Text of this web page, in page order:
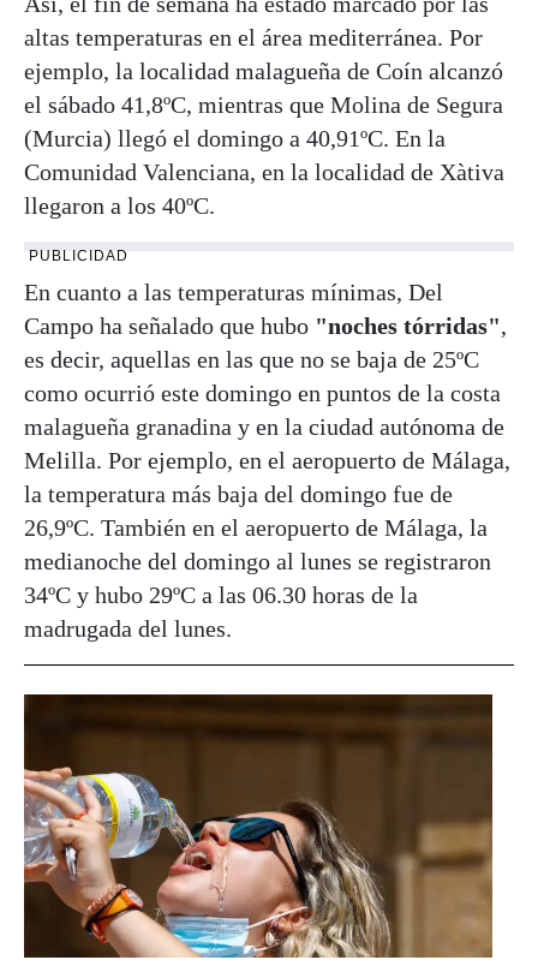
altas temperaturas en el área mediterránea. Por
ejemplo, la localidad malagueña de Coín alcanzó
el sábado 41,8ºC, mientras que Molina de Segura
(Murcia) llegó el domingo a 40,91ºC. En la
Comunidad Valenciana, en la localidad de Xàtiva
llegaron a los 40ºC.
PUBLICIDAD
En cuanto a las temperaturas mínimas, Del
Campo ha señalado que hubo "noches tórridas",
es decir, aquellas en las que no se baja de 25ºC
como ocurrió este domingo en puntos de la costa
malagueña granadina y en la ciudad autónoma de
Melilla. Por ejemplo, en el aeropuerto de Málaga,
la temperatura más baja del domingo fue de
26,9ºC. También en el aeropuerto de Málaga, la
medianoche del domingo al lunes se registraron
34ºC y hubo 29ºC a las 06.30 horas de la
madrugada del lunes.